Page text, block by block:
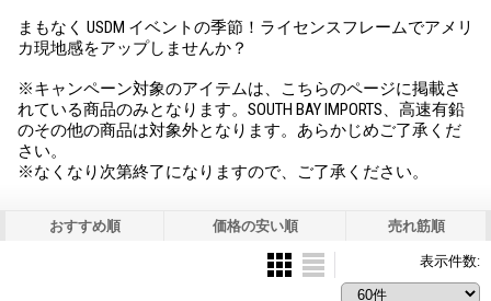
まもなく USDM イベントの季節！ライセンスフレームでアメリ
カ現地感をアップしませんか？
※キャンペーン対象のアイテムは、こちらのページに掲載さ
れている商品のみとなります。SOUTH BAY IMPORTS、高速有鉛
のその他の商品は対象外となります。あらかじめご了承くだ
さい。
※なくなり次第終了になりますので、ご了承ください。
おすすめ順 価格の安い順 売れ筋順
表示件数: